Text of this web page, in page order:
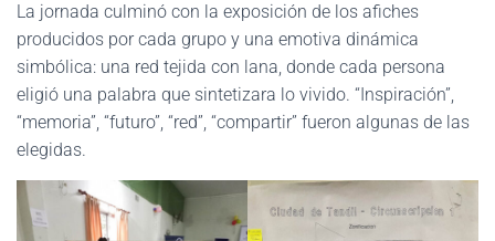
La jornada culminó con la exposición de los afiches
producidos por cada grupo y una emotiva dinámica
simbólica: una red tejida con lana, donde cada persona
eligió una palabra que sintetizara lo vivido. “Inspiración”,
“memoria”, “futuro”, “red”, “compartir” fueron algunas de las
elegidas.